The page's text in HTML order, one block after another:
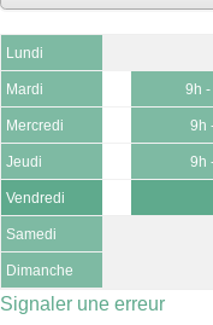
Lundi
Mardi 9h -
Mercredi 9h
Jeudi 9h
Vendredi
Samedi
Dimanche
Signaler une erreur